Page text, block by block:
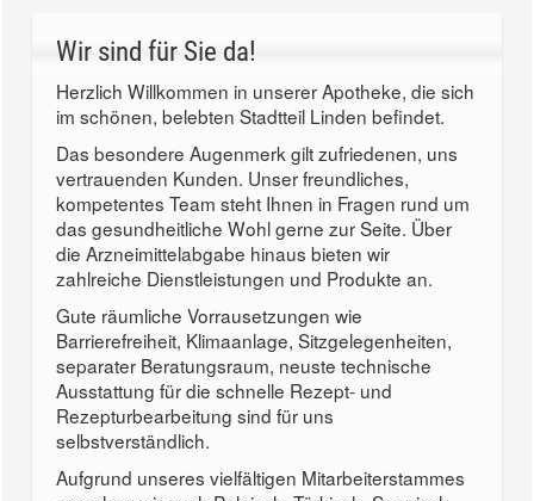
Wir sind für Sie da!
Herzlich Willkommen in unserer Apotheke, die sich
im schönen, belebten Stadtteil Linden befindet.
Das besondere Augenmerk gilt zufriedenen, uns
vertrauenden Kunden. Unser freundliches,
kompetentes Team steht Ihnen in Fragen rund um
das gesundheitliche Wohl gerne zur Seite. Über
die Arzneimittelabgabe hinaus bieten wir
zahlreiche Dienstleistungen und Produkte an.
Gute räumliche Vorrausetzungen wie
Barrierefreiheit, Klimaanlage, Sitzgelegenheiten,
separater Beratungsraum, neuste technische
Ausstattung für die schnelle Rezept- und
Rezepturbearbeitung sind für uns
selbstverständlich.
Aufgrund unseres vielfältigen Mitarbeiterstammes